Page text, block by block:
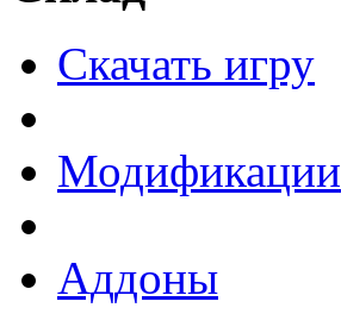
Скачать игру
Модификации
Аддоны